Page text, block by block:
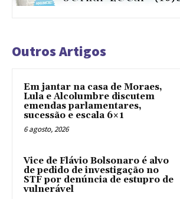
Outros Artigos
Em jantar na casa de Moraes,
Lula e Alcolumbre discutem
emendas parlamentares,
sucessão e escala 6×1
6 agosto, 2026
Vice de Flávio Bolsonaro é alvo
de pedido de investigação no
STF por denúncia de estupro de
vulnerável